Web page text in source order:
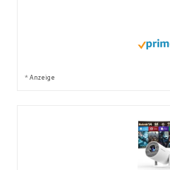
* Anzeige